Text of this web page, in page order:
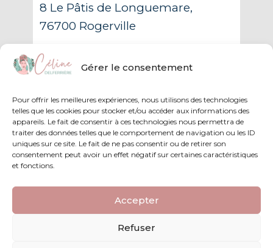
Gérer le consentement
Pour offrir les meilleures expériences, nous utilisons des technologies
telles que les cookies pour stocker et/ou accéder aux informations des
appareils. Le fait de consentir à ces technologies nous permettra de
traiter des données telles que le comportement de navigation ou les ID
uniques sur ce site. Le fait de ne pas consentir ou de retirer son
consentement peut avoir un effet négatif sur certaines caractéristiques
et fonctions.
Accepter
Refuser
8 Le Pâtis de Longuemare,
76700 Rogerville
06 46 70 87 73
contact@celinenatureetmassages.com